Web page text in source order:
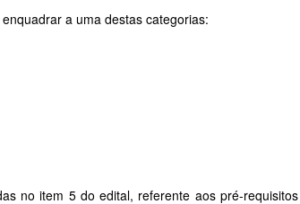
a uma destas categorias:
no item 5 do edital, referente aos pré-requisitos